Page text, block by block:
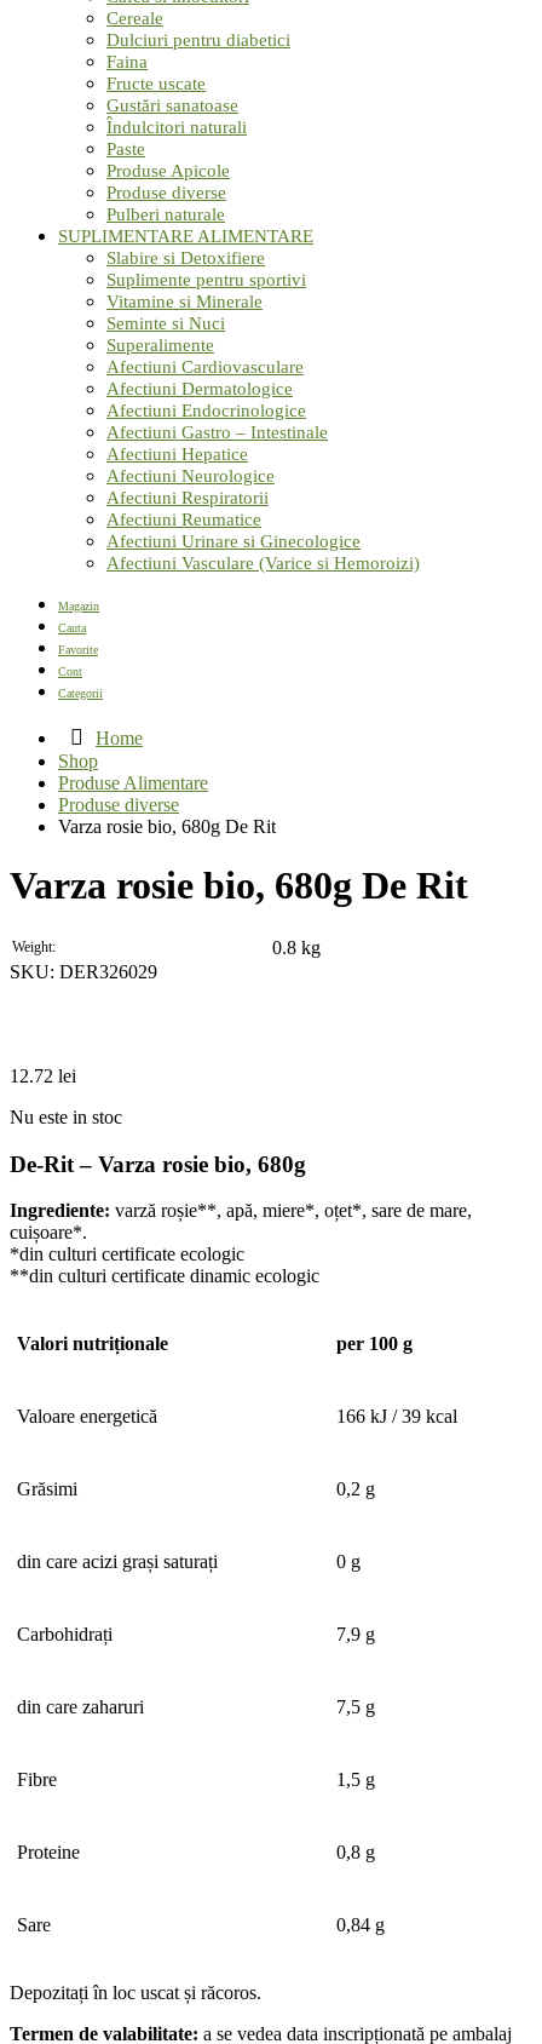
Cereale
Dulciuri pentru diabetici
Faina
Fructe uscate
Gustări sanatoase
Îndulcitori naturali
Paste
Produse Apicole
Produse diverse
Pulberi naturale
SUPLIMENTARE ALIMENTARE
Slabire si Detoxifiere
Suplimente pentru sportivi
Vitamine si Minerale
Seminte si Nuci
Superalimente
Afectiuni Cardiovasculare
Afectiuni Dermatologice
Afectiuni Endocrinologice
Afectiuni Gastro – Intestinale
Afectiuni Hepatice
Afectiuni Neurologice
Afectiuni Respiratorii
Afectiuni Reumatice
Afectiuni Urinare si Ginecologice
Afectiuni Vasculare (Varice si Hemoroizi)
Magazin
Cauta
Favorite
Cont
Categorii
Home
Shop
Produse Alimentare
Produse diverse
Varza rosie bio, 680g De Rit
Varza rosie bio, 680g De Rit
Weight
0.8 kg
SKU: DER326029
12.72 lei
Nu este in stoc
De-Rit – Varza rosie bio, 680g
Ingrediente: varză roșie**, apă, miere*, oțet*, sare de mare,
cuișoare*.
*din culturi certificate ecologic
**din culturi certificate dinamic ecologic
Valori nutriționale per 100 g
Valoare energetică 166 kJ / 39 kcal
Grăsimi 0,2 g
din care acizi grași saturați 0 g
Carbohidrați 7,9 g
din care zaharuri 7,5 g
Fibre 1,5 g
Proteine 0,8 g
Sare 0,84 g
Depozitați în loc uscat și răcoros.
Termen de valabilitate: a se vedea data inscripționată pe ambalaj